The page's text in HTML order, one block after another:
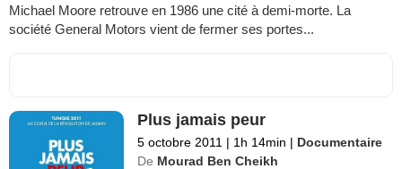
Michael Moore retrouve en 1986 une cité à demi-morte. La
société General Motors vient de fermer ses portes...
Plus jamais peur
5 octobre 2011 | 1h 14min | Documentaire
De Mourad Ben Cheikh